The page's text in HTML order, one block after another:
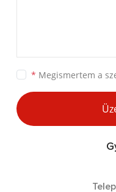
* Megismertem a